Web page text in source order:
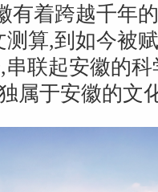
有着跨越千年
算,到如今被
串联起安徽的
属于安徽的文